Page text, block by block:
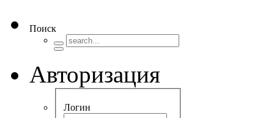
Поиск
Авторизация
Логин